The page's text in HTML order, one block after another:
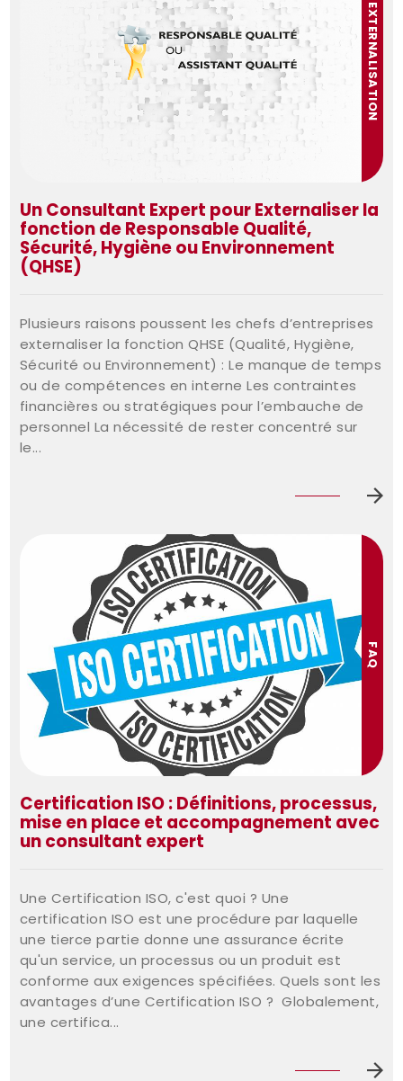
EXTERNALISATION
Un Consultant Expert pour Externaliser la
fonction de Responsable Qualité,
Sécurité, Hygiène ou Environnement
(QHSE)
Plusieurs raisons poussent les chefs d’entreprises
externaliser la fonction QHSE (Qualité, Hygiène,
Sécurité ou Environnement) : Le manque de temps
ou de compétences en interne Les contraintes
financières ou stratégiques pour l’embauche de
personnel La nécessité de rester concentré sur
le...
FAQ
Certification ISO : Définitions, processus,
mise en place et accompagnement avec
un consultant expert
Une Certification ISO, c'est quoi ? Une
certification ISO est une procédure par laquelle
une tierce partie donne une assurance écrite
qu'un service, un processus ou un produit est
conforme aux exigences spécifiées. Quels sont les
avantages d’une Certification ISO ? Globalement,
une certifica...